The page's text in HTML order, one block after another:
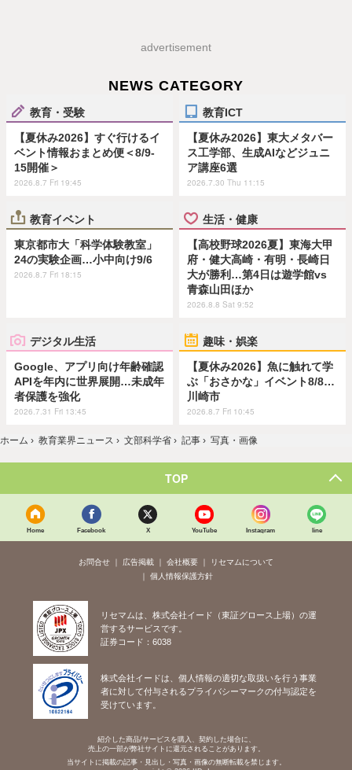
advertisement
NEWS CATEGORY
教育・受験
【夏休み2026】すぐ行けるイ
ベント情報おまとめ便＜8/9-
15開催＞
2026.8.7 Fri 19:45
教育ICT
【夏休み2026】東大メタバー
ス工学部、生成AIなどジュニ
ア講座6選
2026.7.30 Thu 11:15
教育イベント
東京都市大「科学体験教室」
24の実験企画…小中向け9/6
2026.8.7 Fri 18:15
生活・健康
【高校野球2026夏】東海大甲
府・健大高崎・有明・長崎日
大が勝利…第4日は遊学館vs
青森山田ほか
2026.8.8 Sat 9:52
デジタル生活
Google、アプリ向け年齢確認
APIを年内に世界展開…未成年
者保護を強化
2026.7.31 Fri 13:45
趣味・娯楽
【夏休み2026】魚に触れて学
ぶ「おさかな」イベント8/8…
川崎市
2026.8.7 Fri 10:45
ホーム › 教育業界ニュース › 文部科学省 › 記事 › 写真・画像
TOP
Home Facebook X YouTube Instagram line
お問合せ 広告掲載 会社概要
リセマムについて
個人情報保護方針
リセマムは、株式会社イード（東証グロース上場）の運
営するサービスです。
証券コード：6038
株式会社イードは、個人情報の適切な取扱いを行う事業
者に対して付与されるプライバシーマークの付与認定を
受けています。
紹介した商品/サービスを購入、契約した場合に、
売上の一部が弊社サイトに還元されることがあります。
当サイトに掲載の記事・見出し・写真・画像の無断転載を禁じます。